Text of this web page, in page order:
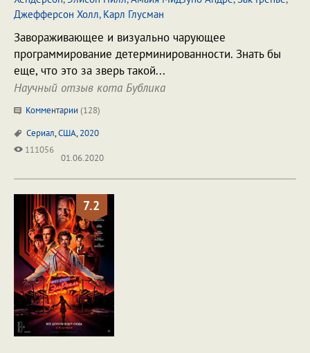
Джефферсон Холл, Карл Глусман
Завораживающее и визуально чарующее
программирование детерминированности. Знать бы
еще, что это за зверь такой...
Научный отзыв кота Бублика
Комментарии (128)
Сериал,США,2020
111056
01.06.2020
7.2